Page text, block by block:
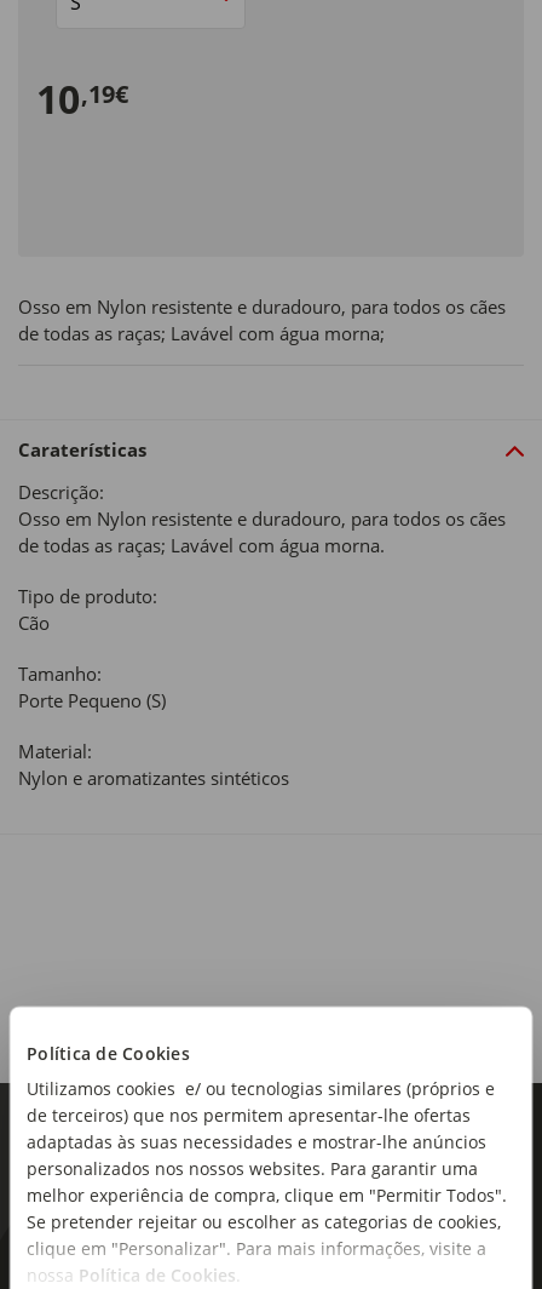
Política de Cookies
Utilizamos cookies e/ ou tecnologias similares (próprios e
de terceiros) que nos permitem apresentar-lhe ofertas
adaptadas às suas necessidades e mostrar-lhe anúncios
personalizados nos nossos websites. Para garantir uma
melhor experiência de compra, clique em "Permitir Todos".
Se pretender rejeitar ou escolher as categorias de cookies,
clique em "Personalizar". Para mais informações, visite a
nossa Política de Cookies
Size
10,19€
Osso em Nylon resistente e duradouro, para todos os cães
de todas as raças; Lavável com água morna;
Caraterísticas
Descrição:
Osso em Nylon resistente e duradouro, para todos os cães
de todas as raças; Lavável com água morna.
Tipo de produto:
Cão
Tamanho:
Porte Pequeno (S)
Material:
Nylon e aromatizantes sintéticos
As novidades mais frescas no